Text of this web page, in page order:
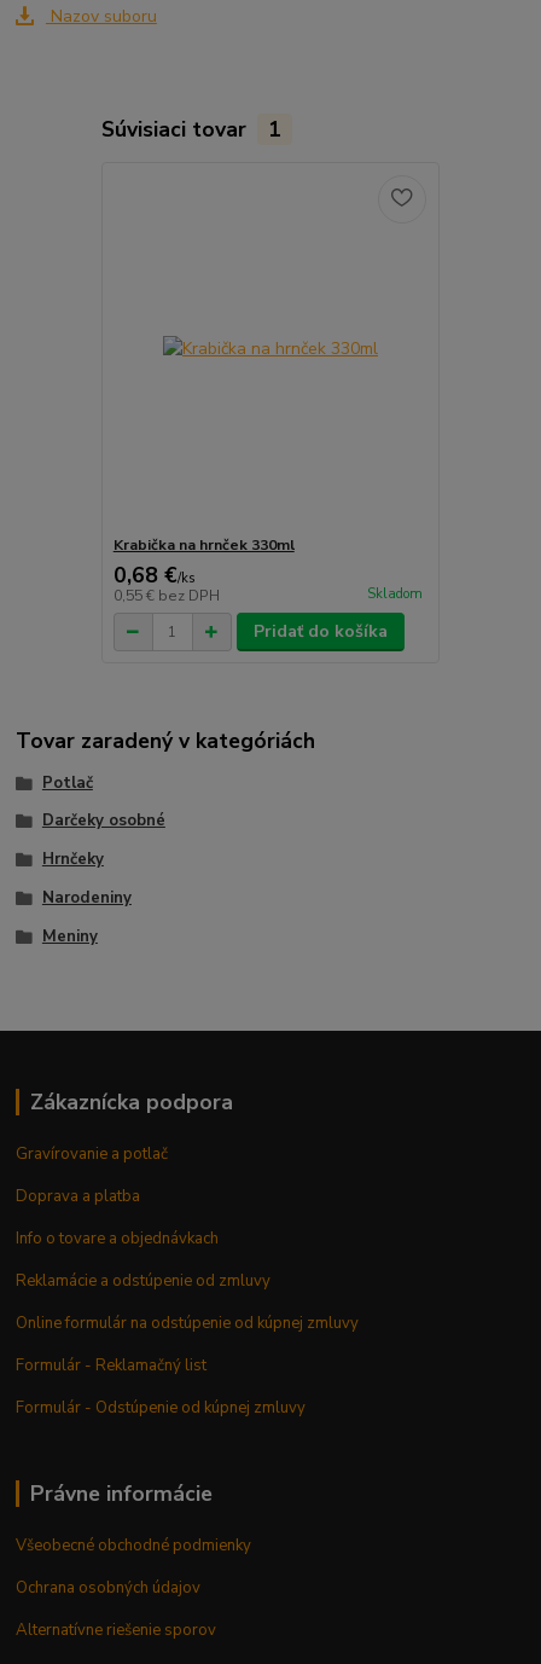
Nazov suboru
Súvisiaci tovar 1
Krabička na hrnček 330ml
0,68 €/ks
0,55 € bez DPH Skladom
Pridať do košíka
Tovar zaradený v kategóriách
Potlač
Darčeky osobné
Hrnčeky
Narodeniny
Meniny
Zákaznícka podpora
Gravírovanie a potlač
Doprava a platba
Info o tovare a objednávkach
Reklamácie a odstúpenie od zmluvy
Online formulár na odstúpenie od kúpnej zmluvy
Formulár - Reklamačný list
Formulár - Odstúpenie od kúpnej zmluvy
Právne informácie
Všeobecné obchodné podmienky
Ochrana osobných údajov
Alternatívne riešenie sporov